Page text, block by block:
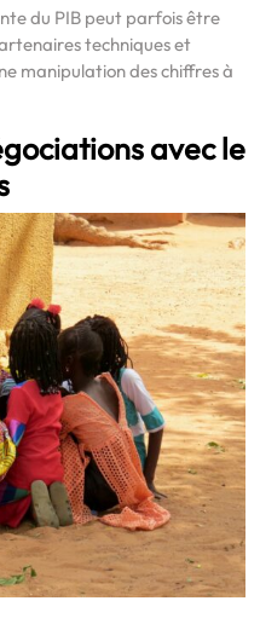
du PIB peut parfois être
techniques et
manipulation des chiffres à
avec le